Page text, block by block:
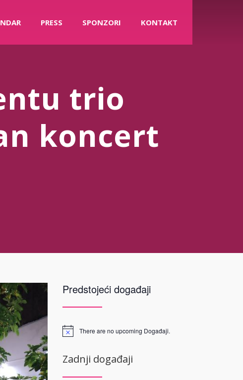
PRESS SPONZORI KONTAKT
trio
koncert
Predstojeći događaji
There are no upcoming Događaji.
Zadnji događaji